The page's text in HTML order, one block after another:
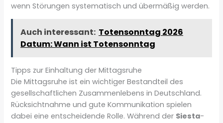
wenn Störungen systematisch und übermäßig werden.
Auch interessant: Totensonntag 2026
Datum: Wann ist Totensonntag
Tipps zur Einhaltung der Mittagsruhe
Die Mittagsruhe ist ein wichtiger Bestandteil des
gesellschaftlichen Zusammenlebens in Deutschland.
Rücksichtnahme und gute Kommunikation spielen
dabei eine entscheidende Rolle. Während der Siesta-